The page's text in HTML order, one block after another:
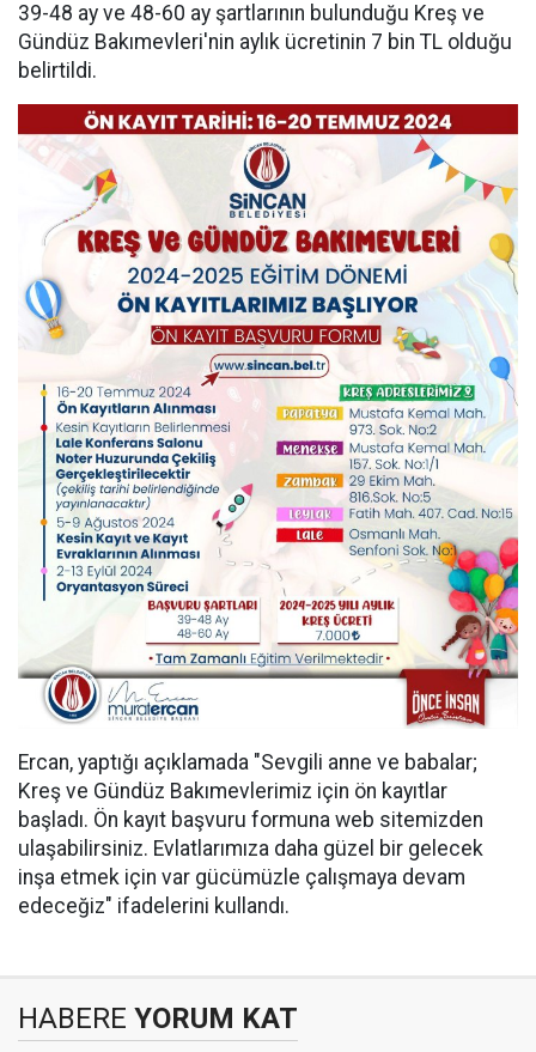
39-48 ay ve 48-60 ay şartlarının bulunduğu Kreş ve
Gündüz Bakımevleri'nin aylık ücretinin 7 bin TL olduğu
belirtildi.
Ercan, yaptığı açıklamada "Sevgili anne ve babalar;
Kreş ve Gündüz Bakımevlerimiz için ön kayıtlar
başladı. Ön kayıt başvuru formuna web sitemizden
ulaşabilirsiniz. Evlatlarımıza daha güzel bir gelecek
inşa etmek için var gücümüzle çalışmaya devam
edeceğiz" ifadelerini kullandı.
HABERE YORUM KAT